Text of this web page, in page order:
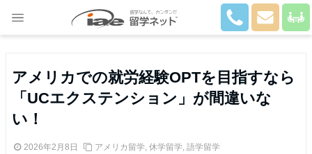
アメリカでの就労経験OPTを目指すなら
「UCエクステンション」が間違いな
い！
2026年2月8日 アメリカ留学, 休学留学, 語学留学